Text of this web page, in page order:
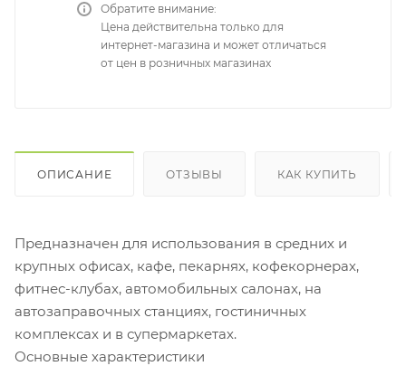
Обратите внимание:
Цена действительна только для
интернет-магазина и может отличаться
от цен в розничных магазинах
ОПИСАНИЕ ОТЗЫВЫ КАК КУПИТЬ
Предназначен для использования в средних и
крупных офисах, кафе, пекарнях, кофекорнерах,
фитнес-клубах, автомобильных салонах, на
автозаправочных станциях, гостиничных
комплексах и в супермаркетах.
Основные характеристики